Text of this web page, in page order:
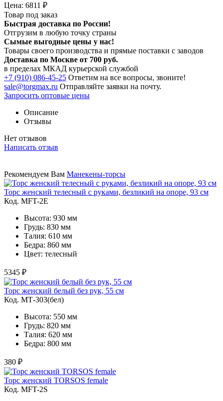
Цена: 6811 ₽
Товар под заказ
Быстрая доставка по России!
Отгрузим в любую точку страны
Сымые выгодные цены у нас!
Товары своего производства и прямые поставки с заводов
Доставка по Москве от 700 руб.
в пределах МКАД курьерской службой
+7 (910) 086-45-25 Ответим на все вопросы, звоните!
sale@torgmax.ru Отправляйте заявки на почту.
Запросить оптовые цены
Описание
Отзывы
Нет отзывов
Написать отзыв
Рекомендуем Вам Манекены-торсы
Торс женский телесный с руками, безликий на опоре, 93 см
Код. MFT-2E
Высота: 930 мм
Грудь: 830 мм
Талия: 610 мм
Бедра: 860 мм
Цвет: телесный
5345 ₽
Торс женский белый без рук, 55 см
Код. MТ-303(бел)
Высота: 550 мм
Грудь: 820 мм
Талия: 620 мм
Бедра: 800 мм
380 ₽
Торс женский TORSOS female
Код. MFT-2S